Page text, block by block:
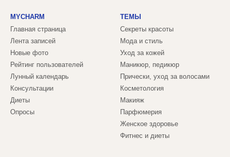
MYCHARM
Главная страница
Лента записей
Новые фото
Рейтинг пользователей
Лунный календарь
Консультации
Диеты
Опросы
ТЕМЫ
Секреты красоты
Мода и стиль
Уход за кожей
Маникюр, педикюр
Прически, уход за волосами
Косметология
Макияж
Парфюмерия
Женское здоровье
Фитнес и диеты